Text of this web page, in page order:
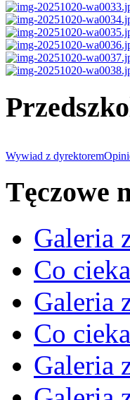
Wywiad z dyrektorem
Tęczowe
Galeria
Co
Galeria
Co
Galeria